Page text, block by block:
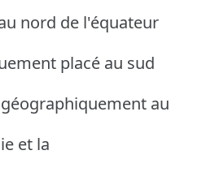
nord de l'équateur
placé au sud
au
et la